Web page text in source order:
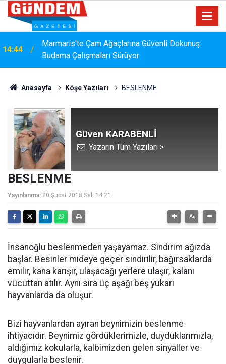
14:44
Marmaris'te Çam Ağaçlarına Güvenli Dokunuş:
Budama Çalışmaları Sürüyor
Anasayfa Köşe Yazıları BESLENME
Güven KARABENLİ
Yazarın Tüm Yazıları >
BESLENME
Yayınlanma: 20 Şubat 2018 Salı 14:21
İnsanoğlu beslenmeden yaşayamaz. Sindirim ağızda
başlar. Besinler mideye geçer sindirilir, bağırsaklarda
emilir, kana karışır, ulaşacağı yerlere ulaşır, kalanı
vücuttan atılır. Aynı sıra üç aşağı beş yukarı
hayvanlarda da oluşur.
Bizi hayvanlardan ayıran beynimizin beslenme
ihtiyacıdır. Beynimiz gördüklerimizle, duyduklarımızla,
aldığımız kokularla, kalbimizden gelen sinyaller ve
duygularla beslenir.